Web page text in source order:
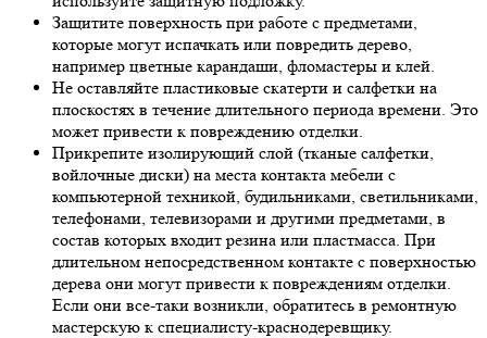
Защитите поверхность при работе с предметами,
которые могут испачкать или повредить дерево,
например цветные карандаши, фломастеры и клей.
Не оставляйте пластиковые скатерти и салфетки на
плоскостях в течение длительного периода времени. Это
может привести к повреждению отделки.
Прикрепите изолирующий слой (тканые салфетки,
войлочные диски) на места контакта мебели с
компьютерной техникой, будильниками, светильниками,
телефонами, телевизорами и другими предметами, в
состав которых входит резина или пластмасса. При
длительном непосредственном контакте с поверхностью
дерева они могут привести к повреждениям отделки.
Если они все-таки возникли, обратитесь в ремонтную
мастерскую к специалисту-краснодеревщику.